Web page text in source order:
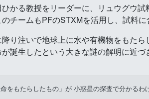
かる教授をリーダーに、リュウグウ
チームもPFのSTXMを活用し、試料に
り注いで地球上に水や有機物をもた
誕生したという大きな謎の解明に近づ
命をもたらしたもの」が 小惑星の探査で分かる